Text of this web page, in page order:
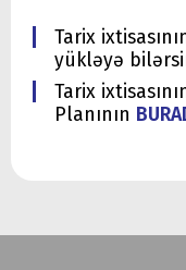
Tarix
yükləyə
Tarix
Planının